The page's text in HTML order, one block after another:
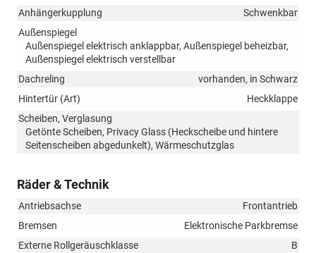
Anhängerkupplung
Schwenkbar
Außenspiegel
Außenspiegel elektrisch anklappbar, Außenspiegel beheizbar,
Außenspiegel elektrisch verstellbar
Dachreling
vorhanden, in Schwarz
Hintertür (Art)
Heckklappe
Scheiben, Verglasung
Getönte Scheiben, Privacy Glass (Heckscheibe und hintere
Seitenscheiben abgedunkelt), Wärmeschutzglas
Räder & Technik
Antriebsachse
Frontantrieb
Bremsen
Elektronische Parkbremse
Externe Rollgeräuschklasse
B